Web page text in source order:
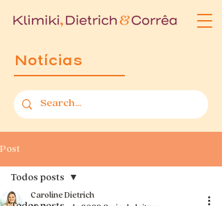
Notícias
Post
Todos posts
Caroline Dietrich